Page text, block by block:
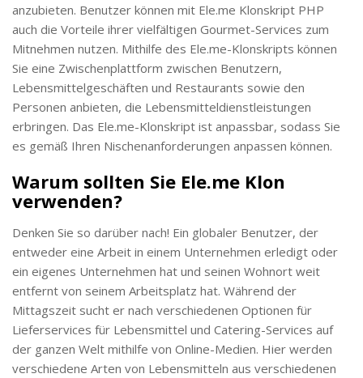
anzubieten. Benutzer können mit Ele.me Klonskript PHP
auch die Vorteile ihrer vielfältigen Gourmet-Services zum
Mitnehmen nutzen. Mithilfe des Ele.me-Klonskripts können
Sie eine Zwischenplattform zwischen Benutzern,
Lebensmittelgeschäften und Restaurants sowie den
Personen anbieten, die Lebensmitteldienstleistungen
erbringen. Das Ele.me-Klonskript ist anpassbar, sodass Sie
es gemäß Ihren Nischenanforderungen anpassen können.
Warum sollten Sie Ele.me Klon
verwenden?
Denken Sie so darüber nach! Ein globaler Benutzer, der
entweder eine Arbeit in einem Unternehmen erledigt oder
ein eigenes Unternehmen hat und seinen Wohnort weit
entfernt von seinem Arbeitsplatz hat. Während der
Mittagszeit sucht er nach verschiedenen Optionen für
Lieferservices für Lebensmittel und Catering-Services auf
der ganzen Welt mithilfe von Online-Medien. Hier werden
verschiedene Arten von Lebensmitteln aus verschiedenen